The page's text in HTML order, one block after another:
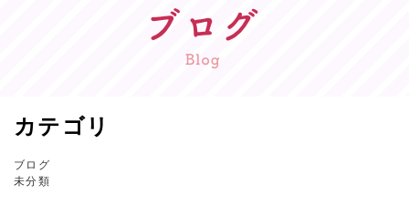
カテゴリ
ブログ
未分類